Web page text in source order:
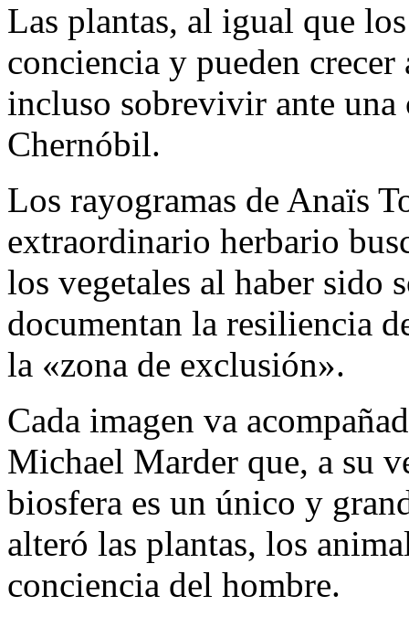
Las plantas, al igual que
conciencia y pueden
incluso sobrevivir ante una
Chernóbil.
Los rayogramas de Anaïs
extraordinario herbario
los vegetales al haber sido
documentan la resiliencia
la «zona de exclusión».
Cada imagen va
Michael Marder que, a su
biosfera es un único y
alteró las plantas, los
conciencia del hombre.